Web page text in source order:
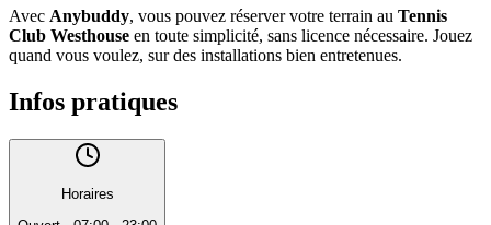
Avec Anybuddy, vous pouvez réserver votre terrain au Tennis
Club Westhouse en toute simplicité, sans licence nécessaire. Jouez
quand vous voulez, sur des installations bien entretenues.
Infos pratiques
Horaires